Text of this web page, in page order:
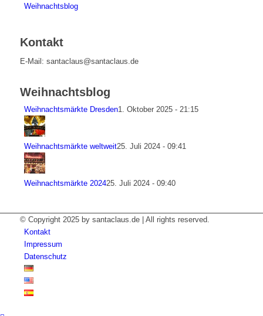
Weihnachtsblog
Kontakt
E-Mail: santaclaus@santaclaus.de
Weihnachtsblog
Weihnachtsmärkte Dresden1. Oktober 2025 - 21:15
Weihnachtsmärkte weltweit25. Juli 2024 - 09:41
Weihnachtsmärkte 202425. Juli 2024 - 09:40
© Copyright 2025 by santaclaus.de | All rights reserved.
Kontakt
Impressum
Datenschutz